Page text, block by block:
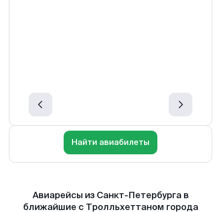
Найти авиабилеты
Авиарейсы из Санкт-Петербурга в
ближайшие с Тролльхеттаном города